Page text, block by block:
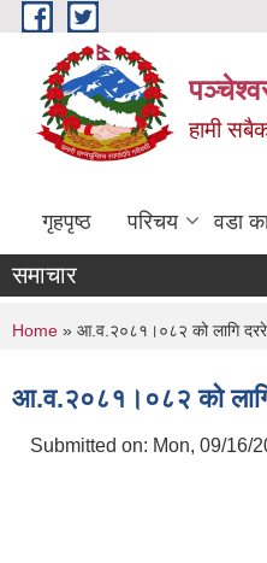
Skip to main content
हामी
गृहपृष्ठ परिचय वडा
समाचार
You are here
Home » आ.व.२०८१।०८२ को लागि
आ.व.२०८१।०८२ को लागि
Submitted on: Mon, 09/16/